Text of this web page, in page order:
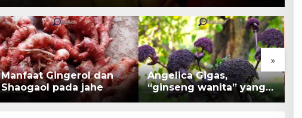
»
Manfaat Gingerol dan
Shaogaol pada jahe
Angelica Gigas,
“ginseng wanita” yang
memiliki peran